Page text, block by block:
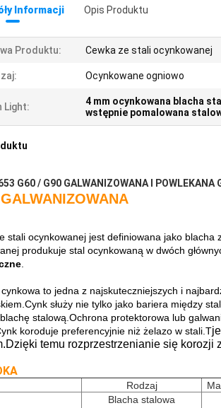
Informacji Opis Produktu
Produktu: Cewka ze stali ocynkowanej
Ocynkowane ogniowo
Light: 4 mm ocynkowana blacha
wstępnie pomalowana
G60 / G90 GALWANIZOWANA I POWLEKANA
stali ocynkowanej jest definiowana jako
produkuje stal ocynkowaną w dwóch
cynkowa to jedna z najskuteczniejszych i
służy nie tylko jako bariera między
stalową.Ochrona protektorowa lub
koroduje preferencyjnie niż żelazo w stali.T
temu rozprzestrzenianie się
Rodzaj
Blacha stalowa